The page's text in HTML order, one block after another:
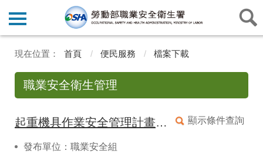
首頁 便民服務 檔案下載
職業安全衛生管理
顯示條件查詢
起重機具作業安全管理計畫(參考例)
發布單位：職業安全組